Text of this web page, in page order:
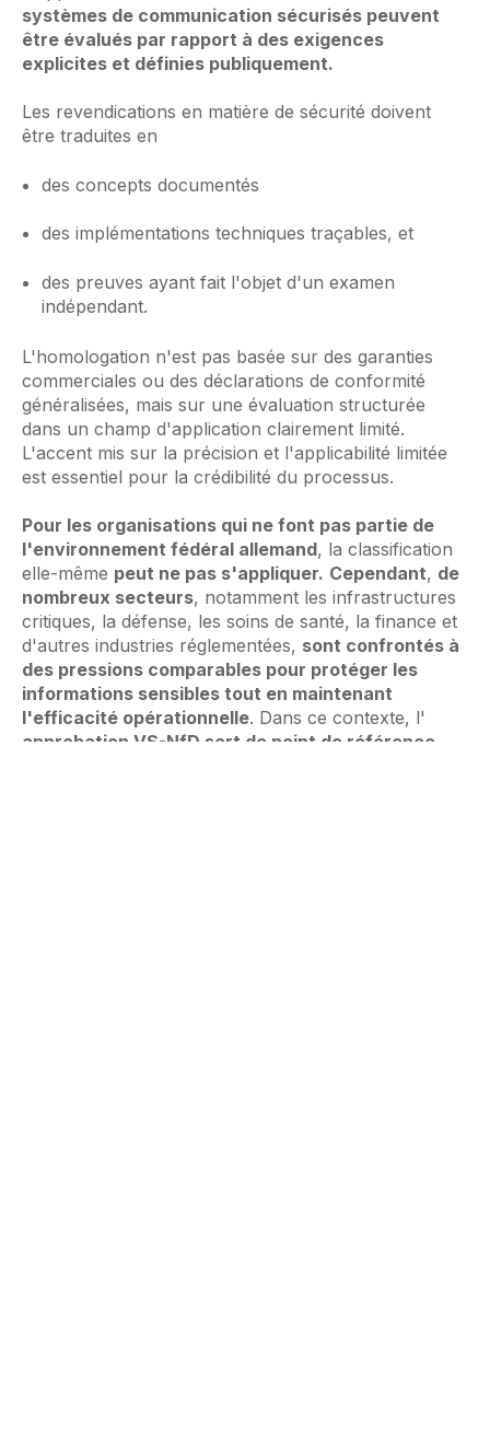
systèmes de communication sécurisés peuvent
être évalués par rapport à des exigences
explicites et définies publiquement.
Les revendications en matière de sécurité doivent
être traduites en
des concepts documentés
des implémentations techniques traçables, et
des preuves ayant fait l'objet d'un examen
indépendant.
L'homologation n'est pas basée sur des garanties
commerciales ou des déclarations de conformité
généralisées, mais sur une évaluation structurée
dans un champ d'application clairement limité.
L'accent mis sur la précision et l'applicabilité limitée
est essentiel pour la crédibilité du processus.
Pour les organisations qui ne font pas partie de
l'environnement fédéral allemand, la classification
elle-même peut ne pas s'appliquer. Cependant, de
nombreux secteurs, notamment les infrastructures
critiques, la défense, les soins de santé, la finance et
d'autres industries réglementées, sont confrontés à
des pressions comparables pour protéger les
informations sensibles tout en maintenant
l'efficacité opérationnelle. Dans ce contexte, l'
approbation VS-NfD sert de point de référence